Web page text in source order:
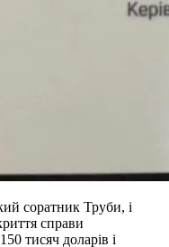
соратник Труби, і
справи
тисяч доларів і